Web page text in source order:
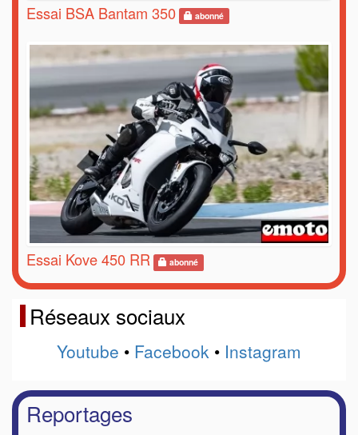
Essai BSA Bantam 350 abonné
Essai Kove 450 RR abonné
Réseaux sociaux
Youtube • Facebook • Instagram
Reportages